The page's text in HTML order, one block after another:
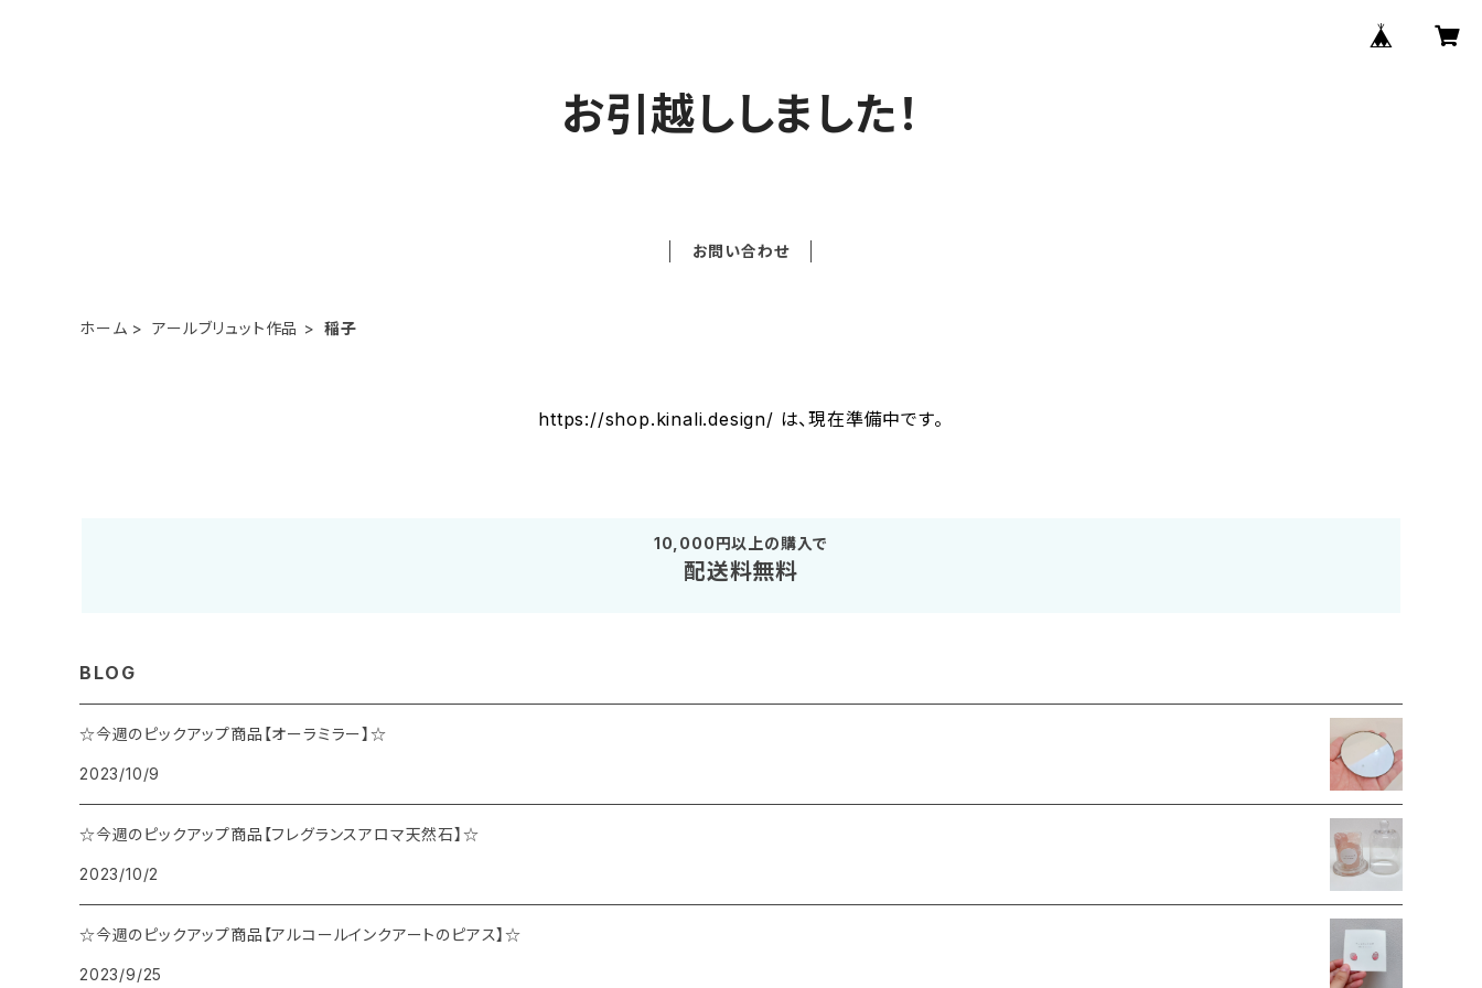
お引越ししました！
お問い合わせ
ホーム アールブリュット作品 稲子
https://shop.kinali.design/ は、現在準備中です。
10,000円以上の購入で
配送料無料
BLOG
☆今週のピックアップ商品【オーラミラー】☆
2023/10/9
☆今週のピックアップ商品【フレグランスアロマ天然石】☆
2023/10/2
☆今週のピックアップ商品【アルコールインクアートのピアス】☆
2023/9/25